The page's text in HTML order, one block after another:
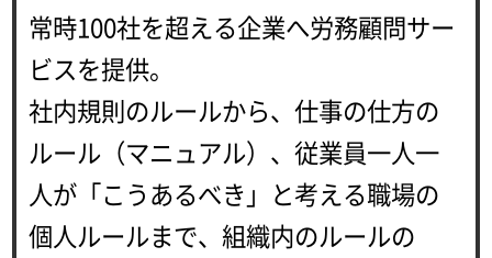
常時100社を超える企業へ労務顧問サー
ビスを提供。
社内規則のルールから、仕事の仕方の
ルール（マニュアル）、従業員一人一
人が「こうあるべき」と考える職場の
個人ルールまで、組織内のルールの